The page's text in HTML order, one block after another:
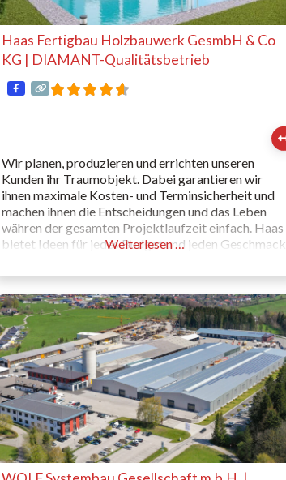
Haas Fertigbau Holzbauwerk GesmbH & Co
KG | DIAMANT-Qualitätsbetrieb
Wir planen, produzieren und errichten unseren
Kunden ihr Traumobjekt. Dabei garantieren wir
ihnen maximale Kosten- und Terminsicherheit und
machen ihnen die Entscheidungen und das Leben
währen der gesamten Projektlaufzeit einfach. Haas
bietet Ideen für jedes Budget und jeden Geschmack.
Wir beraten dich! Es geht hier um dich und dein
Wohngefühl.
Weiterlesen …